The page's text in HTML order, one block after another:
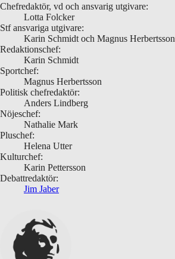
Chefredaktör, vd och ansvarig utgivare:
Lotta Folcker
Stf ansvariga utgivare:
Karin Schmidt och Magnus Herbertsson
Redaktionschef:
Karin Schmidt
Sportchef:
Magnus Herbertsson
Politisk chefredaktör:
Anders Lindberg
Nöjeschef:
Nathalie Mark
Pluschef:
Helena Utter
Kulturchef:
Karin Pettersson
Debattredaktör:
Jim Jaber